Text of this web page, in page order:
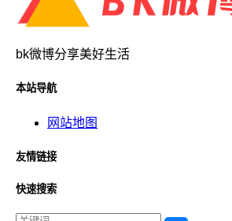
bk微博分享美好生活
本站导航
网站地图
友情链接
快速搜索